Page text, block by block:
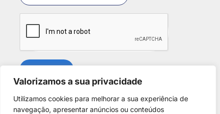
Valorizamos a sua privacidade
Utilizamos cookies para melhorar a sua experiência de
navegação, apresentar anúncios ou conteúdos
Redes Sociais